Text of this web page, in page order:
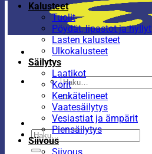
Etsi:
Etsi:
Kalusteet
Tuolit
Pöydät, lipastot ja hyllyt
Lasten kalusteet
Ulkokalusteet
Säilytys
Laatikot
Korit
Kenkätelineet
Vaatesäilytys
Vesiastiat ja ämpärit
Piensäilytys
Siivous